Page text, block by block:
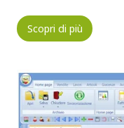
Scopri di più